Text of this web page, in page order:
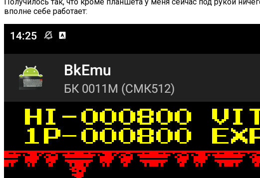
вполне себе работает: